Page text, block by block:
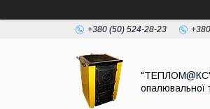
+380 (50) 524-28-23
опалювальної